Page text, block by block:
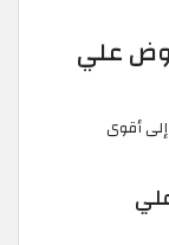
علي
أقوى